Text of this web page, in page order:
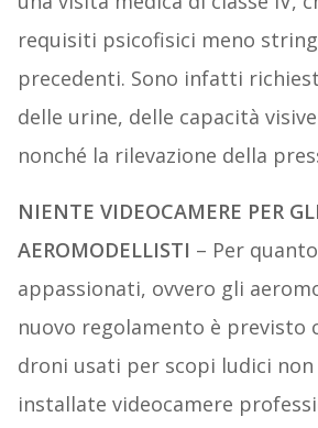
requisiti psicofisici meno
precedenti. Sono infatti
delle urine, delle capacità
nonché la rilevazione della
NIENTE VIDEOCAMERE PER GLI
AEROMODELLISTI – Per
appassionati, ovvero gli
nuovo regolamento è previsto
droni usati per scopi ludici non
installate videocamere